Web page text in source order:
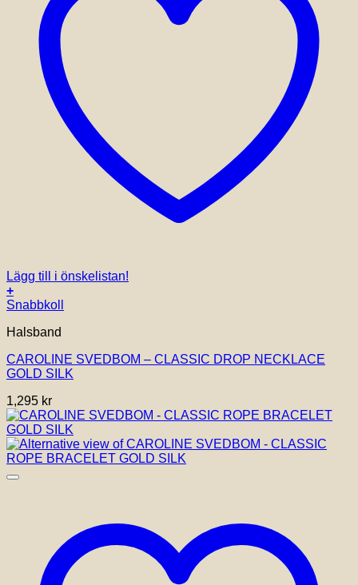
Lägg till i önskelistan!
+
Snabbkoll
Halsband
CAROLINE SVEDBOM – CLASSIC DROP NECKLACE
GOLD SILK
1,295 kr